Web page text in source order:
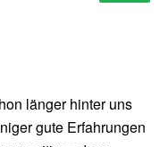
länger hinter uns
gute Erfahrungen